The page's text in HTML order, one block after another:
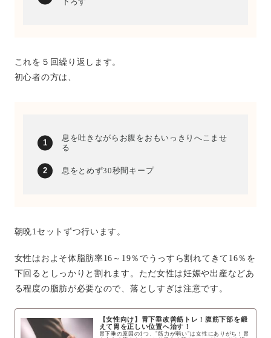
下ろす
これを５回繰り返します。
初心者の方は、
息を吐きながらお腹をおもいっきりへこませ
る
息をとめず30秒間キープ
朝晩1セットずつ行います。
女性はおよそ体脂肪率16～19％でうっすら割れてきて16％を
下回るとしっかりと割れます。ただ女性は妊娠や出産などあ
る程度の脂肪が必要なので、落としすぎは注意です。
【女性向け】胃下垂改善筋トレ！腹筋下部を鍛
えて胃を正しい位置へ治す！
胃下垂の原因の1つ、"筋力が弱い"は女性にありがち！胃